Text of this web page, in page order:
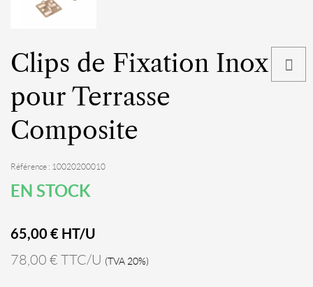
Clips de Fixation Inox
pour Terrasse
Composite
Référence : 10020200010
EN STOCK
65,00 € HT/U
78,00 € TTC/U (TVA 20%)